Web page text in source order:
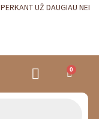
PERKANT UŽ DAUGIAU NEI
0